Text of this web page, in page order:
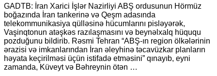
GADTB: İran Xarici İşlər Nazirliyi ABŞ ordusunun Hörmüz
boğazında İran tankerinə və Qeşm adasında
telekommunikasiya qülləsinə hücumlarını pisləyərək,
Vaşinqtonun atəşkəs razılaşmasını və beynəlxalq hüququ
pozduğunu bildirib. Rəsmi Tehran “ABŞ-ın region ölkələrinin
ərazisi və imkanlarından İran əleyhinə təcavüzkar planların
həyata keçirilməsi üçün istifadə etməsini” qınayıb, eyni
zamanda, Küveyt və Bəhreynin ötən …